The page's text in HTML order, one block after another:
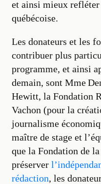
et ainsi mieux
québécoise.
Les donateurs et les
contribuer plus
programme, et ainsi
demain, sont Mme
Hewitt, la Fondation
Vachon (pour la
journalisme
maître de stage et
que la Fondation de
préserver
rédaction, les